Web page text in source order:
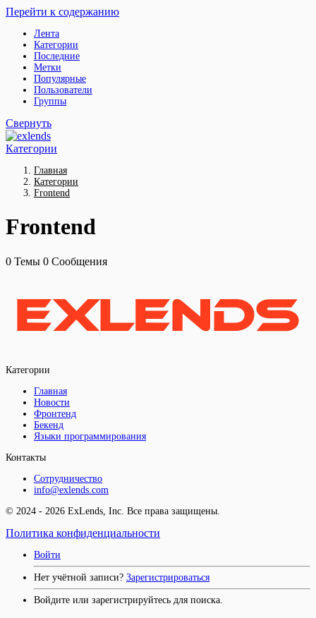
Перейти к содержанию
Лента
Категории
Последние
Метки
Популярные
Пользователи
Группы
Свернуть
Категории
Главная
Категории
Frontend
Frontend
0 Темы 0 Сообщения
Категории
Главная
Новости
Фронтенд
Бекенд
Языки программирования
Контакты
Сотрудничество
info@exlends.com
© 2024 - 2026 ExLends, Inc. Все права защищены.
Политика конфиденциальности
Войти
Нет учётной записи? Зарегистрироваться
Войдите или зарегистрируйтесь для поиска.